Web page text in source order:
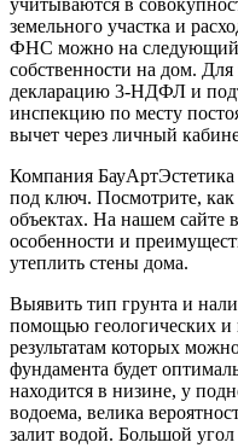
земельного участка и
ФНС можно на следующий
собственности на дом. Для
декларацию 3-НДФЛ и
инспекцию по месту
вычет через личный
Компания БауАртЭстетика
под ключ. Посмотрите,
объектах. На нашем сайте
особенности и
утеплить стены дома.
Выявить тип грунта и
помощью геологических и
результатам которых
фундамента будет
находится в низине, у
водоема, велика
залит водой. Большой